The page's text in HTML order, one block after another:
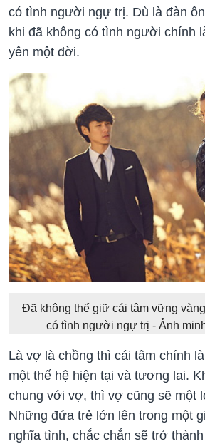
có tình người ngự trị. Dù là đàn
khi đã không có tình người chính
yên một đời.
Đã không thể giữ cái tâm vững
có tình người ngự trị - Ảnh
Là vợ là chồng thì cái tâm chính
một thế hệ hiện tại và tương lai.
chung với vợ, thì vợ cũng sẽ một
Những đứa trẻ lớn lên trong một
nghĩa tình, chắc chắn sẽ trở